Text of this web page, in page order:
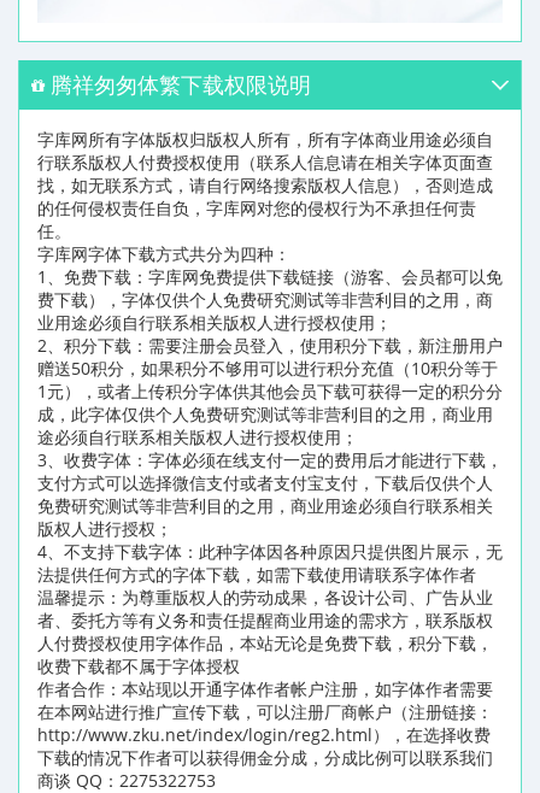
腾祥匆匆体繁下载权限说明
字库网所有字体版权归版权人所有，所有字体商业用途必须自
行联系版权人付费授权使用（联系人信息请在相关字体页面查
找，如无联系方式，请自行网络搜索版权人信息），否则造成
的任何侵权责任自负，字库网对您的侵权行为不承担任何责
任。
字库网字体下载方式共分为四种：
1、免费下载：字库网免费提供下载链接（游客、会员都可以免
费下载），字体仅供个人免费研究测试等非营利目的之用，商
业用途必须自行联系相关版权人进行授权使用；
2、积分下载：需要注册会员登入，使用积分下载，新注册用户
赠送50积分，如果积分不够用可以进行积分充值（10积分等于
1元），或者上传积分字体供其他会员下载可获得一定的积分分
成，此字体仅供个人免费研究测试等非营利目的之用，商业用
途必须自行联系相关版权人进行授权使用；
3、收费字体：字体必须在线支付一定的费用后才能进行下载，
支付方式可以选择微信支付或者支付宝支付，下载后仅供个人
免费研究测试等非营利目的之用，商业用途必须自行联系相关
版权人进行授权；
4、不支持下载字体：此种字体因各种原因只提供图片展示，无
法提供任何方式的字体下载，如需下载使用请联系字体作者
温馨提示：为尊重版权人的劳动成果，各设计公司、广告从业
者、委托方等有义务和责任提醒商业用途的需求方，联系版权
人付费授权使用字体作品，本站无论是免费下载，积分下载，
收费下载都不属于字体授权
作者合作：本站现以开通字体作者帐户注册，如字体作者需要
在本网站进行推广宣传下载，可以注册厂商帐户（注册链接：
http://www.zku.net/index/login/reg2.html），在选择收费
下载的情况下作者可以获得佣金分成，分成比例可以联系我们
商谈 QQ：2275322753